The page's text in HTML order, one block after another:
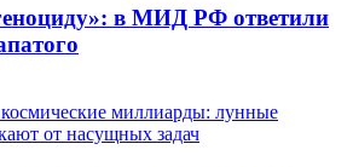
в МИД РФ ответили